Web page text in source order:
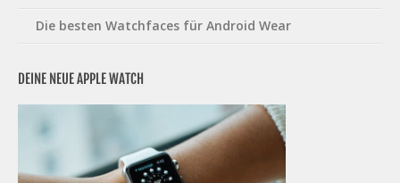
Die besten Watchfaces für Android Wear
DEINE NEUE APPLE WATCH